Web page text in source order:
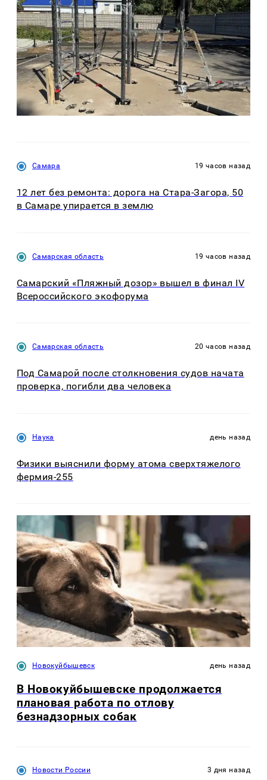
Самара 19 часов назад
12 лет без ремонта: дорога на Стара-Загора, 50
в Самаре упирается в землю
Самарская область 19 часов назад
Самарский «Пляжный дозор» вышел в финал IV
Всероссийского экофорума
Самарская область 20 часов назад
Под Самарой после столкновения судов начата
проверка, погибли два человека
Наука день назад
Физики выяснили форму атома сверхтяжелого
фермия-255
Новокуйбышевск день назад
В Новокуйбышевске продолжается
плановая работа по отлову
безнадзорных собак
Новости России 3 дня назад